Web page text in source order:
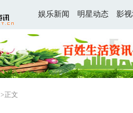
娱乐新闻 明星动态 影
>正文